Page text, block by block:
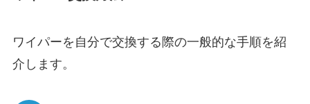
ワイパーを自分で交換する際の一般的な手順を紹
介します。